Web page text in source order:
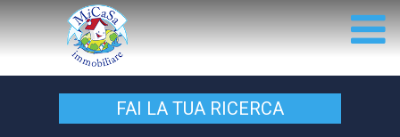
FAI LA TUA RICERCA